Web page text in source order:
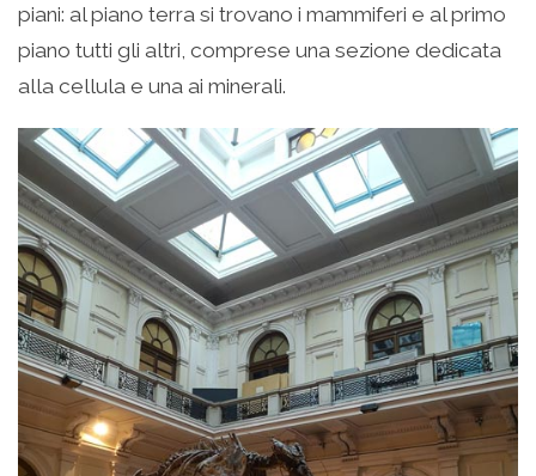
piani: al piano terra si trovano i mammiferi e al primo
piano tutti gli altri, comprese una sezione dedicata
alla cellula e una ai minerali.